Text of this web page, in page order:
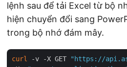
lệnh sau để tải Excel từ bộ
hiện chuyển đổi sang
trong bộ nhớ đám mây.
curl -v -X GET
"https://